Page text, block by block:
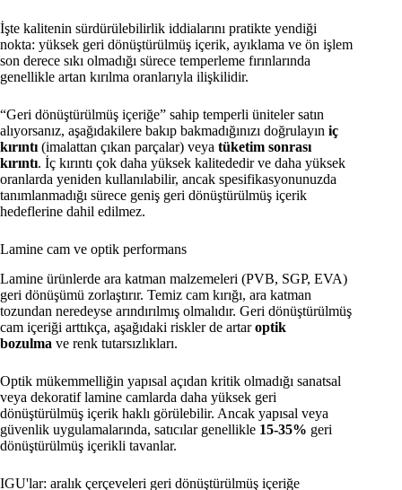
İşte kalitenin sürdürülebilirlik iddialarını pratikte yendiği
nokta: yüksek geri dönüştürülmüş içerik, ayıklama ve ön işlem
son derece sıkı olmadığı sürece temperleme fırınlarında
genellikle artan kırılma oranlarıyla ilişkilidir.
“Geri dönüştürülmüş içeriğe” sahip temperli üniteler satın
alıyorsanız, aşağıdakilere bakıp bakmadığınızı doğrulayın iç
kırıntı (imalattan çıkan parçalar) veya tüketim sonrası
kırıntı. İç kırıntı çok daha yüksek kalitededir ve daha yüksek
oranlarda yeniden kullanılabilir, ancak spesifikasyonunuzda
tanımlanmadığı sürece geniş geri dönüştürülmüş içerik
hedeflerine dahil edilmez.
Lamine cam ve optik performans
Lamine ürünlerde ara katman malzemeleri (PVB, SGP, EVA)
geri dönüşümü zorlaştırır. Temiz cam kırığı, ara katman
tozundan neredeyse arındırılmış olmalıdır. Geri dönüştürülmüş
cam içeriği arttıkça, aşağıdaki riskler de artaroptik
bozulma ve renk tutarsızlıkları.
Optik mükemmelliğin yapısal açıdan kritik olmadığı sanatsal
veya dekoratif lamine camlarda daha yüksek geri
dönüştürülmüş içerik haklı görülebilir. Ancak yapısal veya
güvenlik uygulamalarında, satıcılar genellikle 15-35% geri
dönüştürülmüş içerikli tavanlar.
IGU'lar: aralık çerçeveleri geri dönüştürülmüş içeriğe